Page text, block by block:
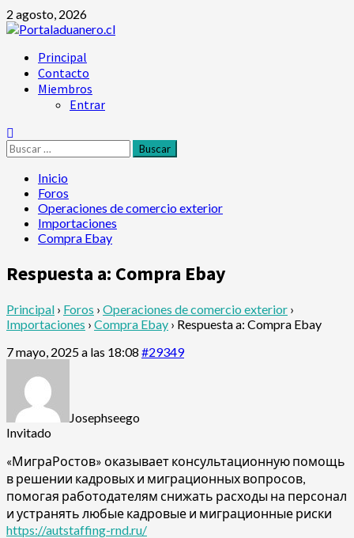
Saltar
al
2 agosto, 2026
Menú
principal
Principal
Contacto
Miembros
Entrar
Buscar:
Inicio
Foros
Operaciones de comercio exterior
Importaciones
Compra Ebay
Respuesta a: Compra Ebay
Principal › Foros › Operaciones de comercio exterior ›
Importaciones › Compra Ebay › Respuesta a: Compra Ebay
7 mayo, 2025 a las 18:08 #29349
Josephseego
Invitado
«МиграРостов» оказывает консультационную помощь
в решении кадровых и миграционных вопросов,
помогая работодателям снижать расходы на персонал
и устранять любые кадровые и миграционные риски
https://autstaffing-rnd.ru/